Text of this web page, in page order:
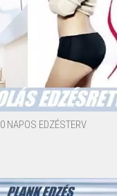
NAPOS EDZÉSTERV